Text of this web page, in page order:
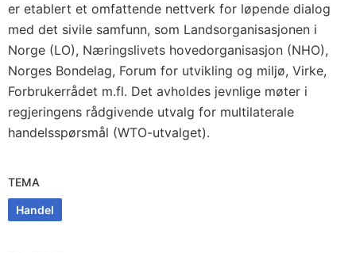
er etablert et omfattende nettverk for løpende dialog
med det sivile samfunn, som Landsorganisasjonen i
Norge (LO), Næringslivets hovedorganisasjon (NHO),
Norges Bondelag, Forum for utvikling og miljø, Virke,
Forbrukerrådet m.fl. Det avholdes jevnlige møter i
regjeringens rådgivende utvalg for multilaterale
handelsspørsmål (WTO-utvalget).
TEMA
Handel